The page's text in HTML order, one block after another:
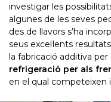
investigar les
algunes de les seves
des de llavors s’ha
seus excel·lents
la fabricació additiva per
refrigeració per als
en el qual competeixen